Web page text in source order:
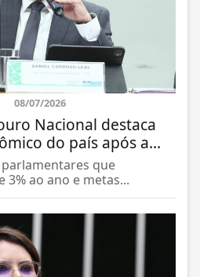
08/07/2026
Nacional destaca
do país após a...
que
ao ano e metas...